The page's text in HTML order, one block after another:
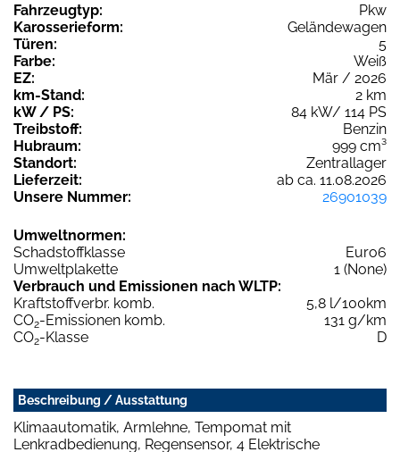
Fahrzeugtyp:
Pkw
Karosserieform:
Geländewagen
Türen:
5
Farbe:
Weiß
EZ:
Mär / 2026
km-Stand:
2 km
kW / PS:
84 kW/ 114 PS
Treibstoff:
Benzin
Hubraum:
999 cm³
Standort:
Zentrallager
Lieferzeit:
ab ca. 11.08.2026
Unsere Nummer:
26901039
Umweltnormen:
Schadstoffklasse
Euro6
Umweltplakette
1 (None)
Verbrauch und Emissionen nach WLTP:
Kraftstoffverbr. komb.
5,8 l/100km
CO2-Emissionen komb.
131 g/km
CO2-Klasse D
Beschreibung / Ausstattung
Klimaautomatik, Armlehne, Tempomat mit
Lenkradbedienung, Regensensor, 4 Elektrische